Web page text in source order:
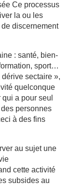
Ce processus
la ou les
discernement
: santé, bien-
sport…
sectaire »,
quelconque
a pour seul
personnes
à des fins
au sujet une
cette activité
subsides au